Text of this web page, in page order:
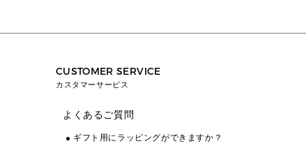
CUSTOMER SERVICE
カスタマーサービス
よくあるご質問
ギフト用にラッピングができますか？